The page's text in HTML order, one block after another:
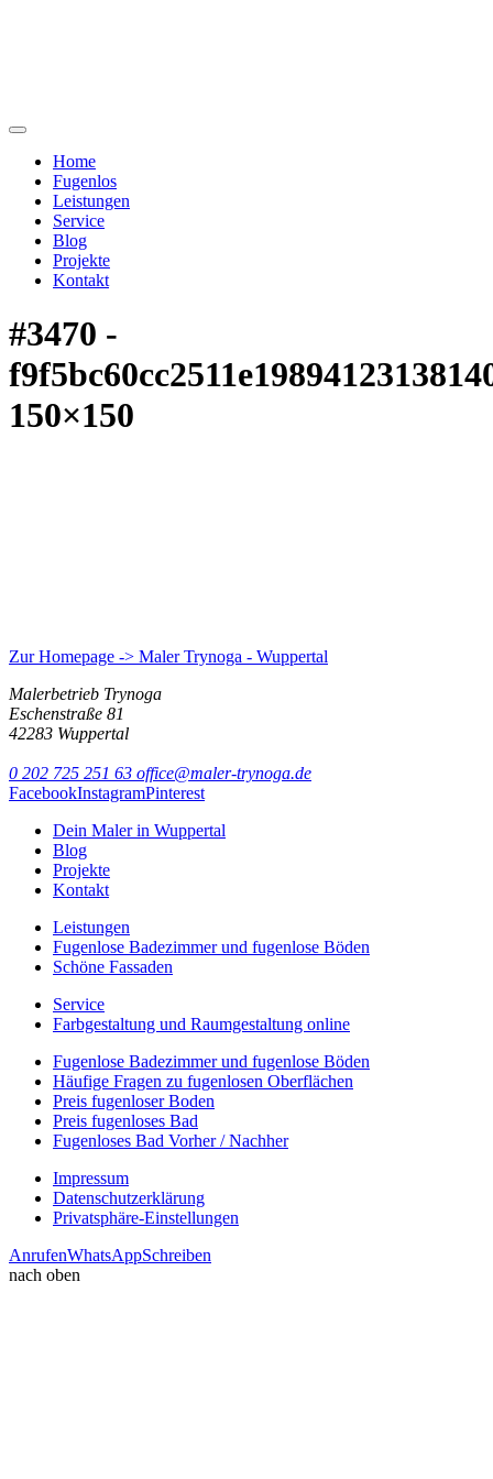
Home
Fugenlos
Leistungen
Service
Blog
Projekte
Kontakt
#3470 -
150×150
Zur Homepage -> Maler Trynoga - Wuppertal
Malerbetrieb Trynoga
Eschenstraße 81
42283 Wuppertal
0 202 725 251 63 office@maler-trynoga.de
FacebookInstagramPinterest
Dein Maler in Wuppertal
Blog
Projekte
Kontakt
Leistungen
Fugenlose Badezimmer und fugenlose Böden
Schöne Fassaden
Service
Farbgestaltung und Raumgestaltung online
Fugenlose Badezimmer und fugenlose Böden
Häufige Fragen zu fugenlosen Oberflächen
Preis fugenloser Boden
Preis fugenloses Bad
Fugenloses Bad Vorher / Nachher
Impressum
Datenschutzerklärung
Privatsphäre-Einstellungen
AnrufenWhatsAppSchreiben
nach oben